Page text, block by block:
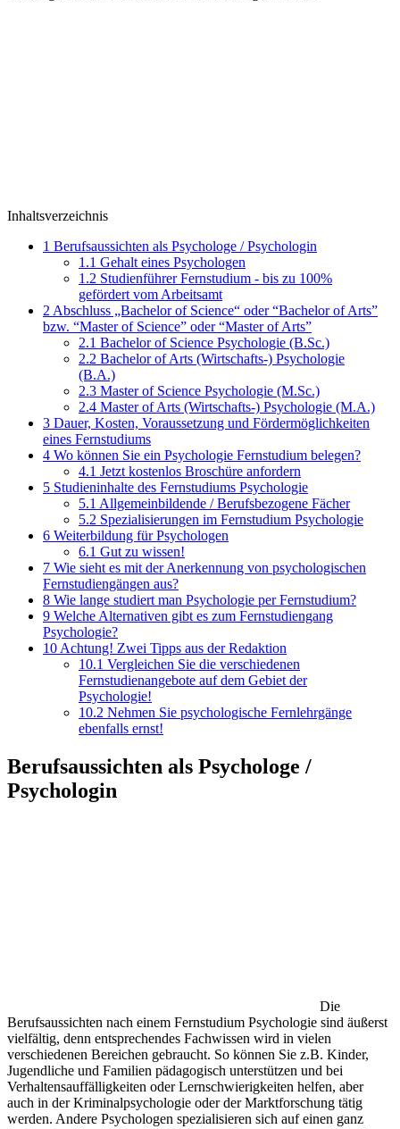
Inhaltsverzeichnis
1 Berufsaussichten als Psychologe / Psychologin
1.1 Gehalt eines Psychologen
1.2 Studienführer Fernstudium - bis zu 100%
gefördert vom Arbeitsamt
2 Abschluss „Bachelor of Science“ oder “Bachelor of Arts”
bzw. “Master of Science” oder “Master of Arts”
2.1 Bachelor of Science Psychologie (B.Sc.)
2.2 Bachelor of Arts (Wirtschafts-) Psychologie
(B.A.)
2.3 Master of Science Psychologie (M.Sc.)
2.4 Master of Arts (Wirtschafts-) Psychologie (M.A.)
3 Dauer, Kosten, Voraussetzung und Fördermöglichkeiten
eines Fernstudiums
4 Wo können Sie ein Psychologie Fernstudium belegen?
4.1 Jetzt kostenlos Broschüre anfordern
5 Studieninhalte des Fernstudiums Psychologie
5.1 Allgemeinbildende / Berufsbezogene Fächer
5.2 Spezialisierungen im Fernstudium Psychologie
6 Weiterbildung für Psychologen
6.1 Gut zu wissen!
7 Wie sieht es mit der Anerkennung von psychologischen
Fernstudiengängen aus?
8 Wie lange studiert man Psychologie per Fernstudium?
9 Welche Alternativen gibt es zum Fernstudiengang
Psychologie?
10 Achtung! Zwei Tipps aus der Redaktion
10.1 Vergleichen Sie die verschiedenen
Fernstudienangebote auf dem Gebiet der
Psychologie!
10.2 Nehmen Sie psychologische Fernlehrgänge
ebenfalls ernst!
Berufsaussichten als Psychologe /
Psychologin
Die
Berufsaussichten nach einem Fernstudium Psychologie sind äußerst
vielfältig, denn entsprechendes Fachwissen wird in vielen
verschiedenen Bereichen gebraucht. So können Sie z.B. Kinder,
Jugendliche und Familien pädagogisch unterstützen und bei
Verhaltensauffälligkeiten oder Lernschwierigkeiten helfen, aber
auch in der Kriminalpsychologie oder der Marktforschung tätig
werden. Andere Psychologen spezialisieren sich auf einen ganz